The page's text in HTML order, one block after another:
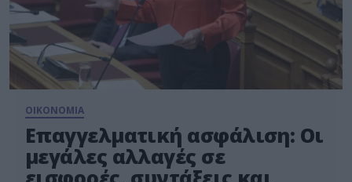
ΟΙΚΟΝΟΜΙΑ
Επαγγελματική ασφάλιση: Οι
μεγάλες αλλαγές σε